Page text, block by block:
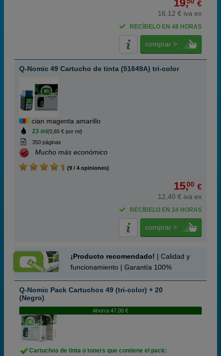
19, €
16,12 € iva ex
RECÍBELO EN 48 HORAS
comprar >
Q-Nomic 49 Cartucho de tinta (51649A) tri-color
cian magenta amarillo
23 ml (0,65 € por ml)
350 páginas
Mucho más económico
(9 / 4 opiniones)
15,00 €
12,40 € iva ex
RECÍBELO EN 24 HORAS
comprar >
¡Producto recomendado! | Calidad y
funcionamiento | Garantía 100%
Q-Nomic Pack Cartuchos 49 (tri-color) + 20
(Negro)
Ahorra 47,00 €
Cartuchos de tinta o toners que contiene el pack: